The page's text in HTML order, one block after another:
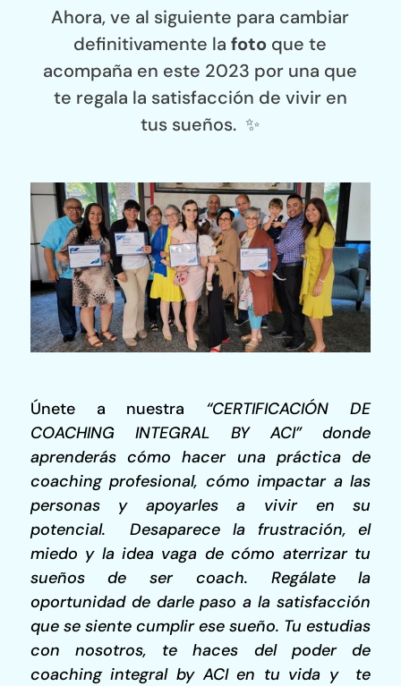
Ahora, ve al siguiente para cambiar
definitivamente lafoto que te
acompaña en este 2023 por una que
te regala la satisfacción de vivir en
tus sueños. ✨
Únete a nuestra “CERTIFICACIÓN DE
COACHING INTEGRAL BY ACI” donde
aprenderás cómo hacer una práctica de
coaching profesional, cómo impactar a las
personas y apoyarles a vivir en su
potencial. Desaparece la frustración, el
miedo y la idea vaga de cómo aterrizar tu
sueños de ser coach. Regálate la
oportunidad de darle paso a la satisfacción
que se siente cumplir ese sueño. Tu estudias
con nosotros, te haces del poder de
coaching integral by ACI en tu vida y te